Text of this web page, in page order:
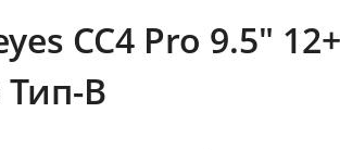
CC4 Pro 9.5"
Тип-B